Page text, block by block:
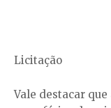
Licitação
Vale destacar